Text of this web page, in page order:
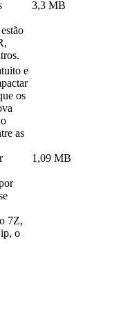
3,3 MB
e
os
as
7Z,
o
1,09 MB